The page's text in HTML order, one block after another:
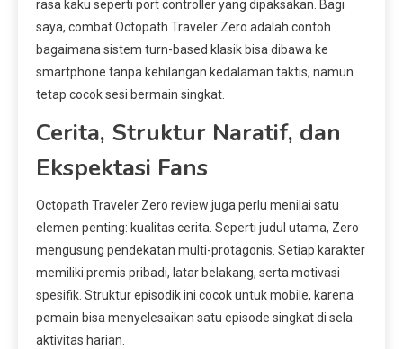
rasa kaku seperti port controller yang dipaksakan. Bagi
saya, combat Octopath Traveler Zero adalah contoh
bagaimana sistem turn-based klasik bisa dibawa ke
smartphone tanpa kehilangan kedalaman taktis, namun
tetap cocok sesi bermain singkat.
Cerita, Struktur Naratif, dan
Ekspektasi Fans
Octopath Traveler Zero review juga perlu menilai satu
elemen penting: kualitas cerita. Seperti judul utama, Zero
mengusung pendekatan multi-protagonis. Setiap karakter
memiliki premis pribadi, latar belakang, serta motivasi
spesifik. Struktur episodik ini cocok untuk mobile, karena
pemain bisa menyelesaikan satu episode singkat di sela
aktivitas harian.